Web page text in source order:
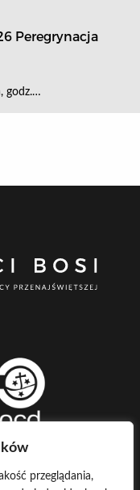
przeglądania,
Peregrynacja
godz.…